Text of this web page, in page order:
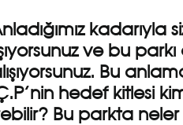
ve bu
Bu
hedef kitlesi
Bu parkta neler